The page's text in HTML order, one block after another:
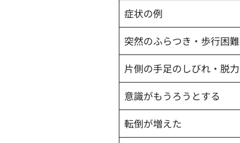
症状の例
突然のふらつき・歩行困難
片側の手足のしびれ・脱力
意識がもうろうとする
転倒が増えた